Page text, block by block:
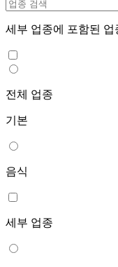
세부 업종에 포함된 업
전체 업종
기본
음식
세부 업종